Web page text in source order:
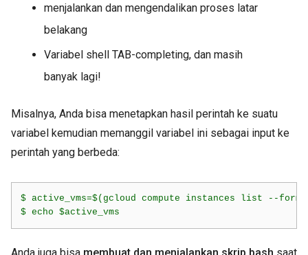
menjalankan dan mengendalikan proses latar
belakang
Variabel shell TAB-completing, dan masih
banyak lagi!
Misalnya, Anda bisa menetapkan hasil perintah ke suatu
variabel kemudian memanggil variabel ini sebagai input ke
perintah yang berbeda:
$ active_vms=$(gcloud compute instances list --
$ echo $active_vms
Anda juga bisa membuat dan menjalankan skrip bash saat